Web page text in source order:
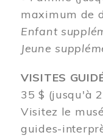
maximum de
Enfant
Jeune
VISITES
35 $ (jusqu'à
Visitez le
guides-